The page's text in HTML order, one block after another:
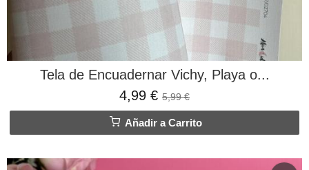
Tela de Encuadernar Vichy, Playa o...
4,99 € 5,99 €
Añadir a Carrito